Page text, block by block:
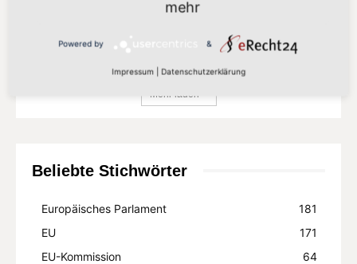
„Europa setzt auf Partnerschaft statt
Mehr laden
Beliebte Stichwörter
Europäisches Parlament
181
EU
171
EU-Kommission
64
mehr
Powered by &
Impressum Datenschutzerklärung